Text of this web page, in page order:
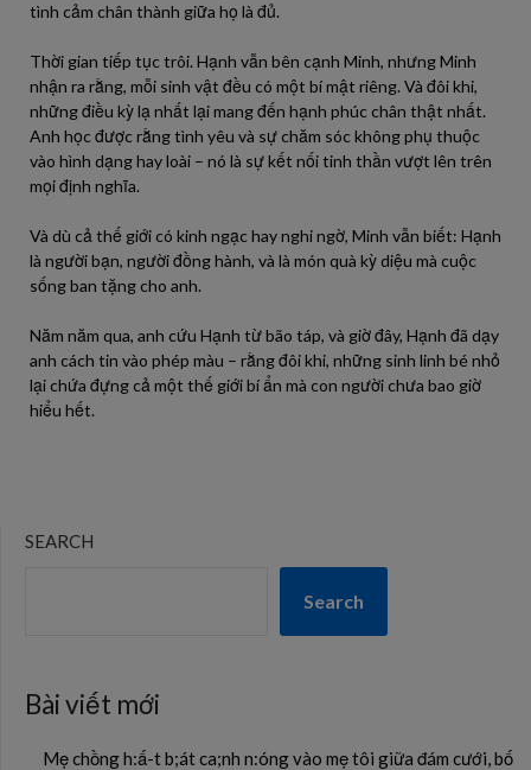
tình cảm chân thành giữa họ là đủ.
Thời gian tiếp tục trôi. Hạnh vẫn bên cạnh Minh, nhưng Minh
nhận ra rằng, mỗi sinh vật đều có một bí mật riêng. Và đôi khi,
những điều kỳ lạ nhất lại mang đến hạnh phúc chân thật nhất.
Anh học được rằng tình yêu và sự chăm sóc không phụ thuộc
vào hình dạng hay loài – nó là sự kết nối tinh thần vượt lên trên
mọi định nghĩa.
Và dù cả thế giới có kinh ngạc hay nghi ngờ, Minh vẫn biết: Hạnh
là người bạn, người đồng hành, và là món quà kỳ diệu mà cuộc
sống ban tặng cho anh.
Năm năm qua, anh cứu Hạnh từ bão táp, và giờ đây, Hạnh đã dạy
anh cách tin vào phép màu – rằng đôi khi, những sinh linh bé nhỏ
lại chứa đựng cả một thế giới bí ẩn mà con người chưa bao giờ
hiểu hết.
SEARCH
Search
Bài viết mới
Mẹ chồng h:ấ-t b;át ca;nh n:óng vào mẹ tôi giữa đám cưới, bố